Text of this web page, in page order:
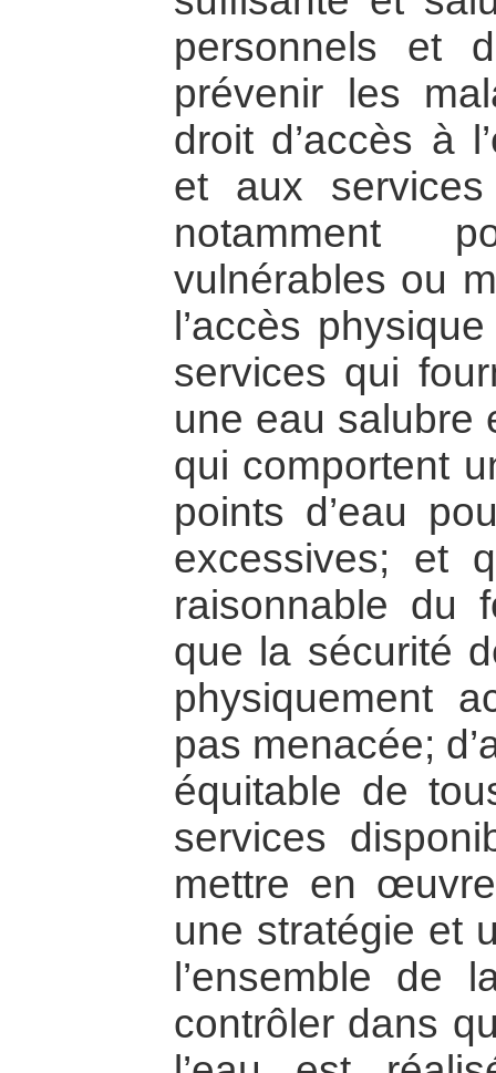
personnels et
prévenir les
droit d’accès à
et aux services
notamment
vulnérables ou
l’accès
services qui
une eau salubre
qui comportent
points d’eau
excessives; et
raisonnable du
que la sécurité
physiquement
pas menacée;
équitable de
services
mettre en
une stratégie et
l’ensemble de
contrôler dans